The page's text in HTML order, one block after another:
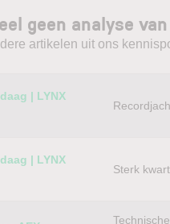
geen analyse
artikelen uit ons
| LYNX
| LYNX
Sterk